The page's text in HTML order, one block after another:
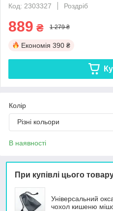
Код: 2303327
Роздріб
889 ₴ 1 279 ₴
Економія 390 ₴
Колір
Різні кольори
В наявності
При купівлі цього
Універсальний
чохол кишеню